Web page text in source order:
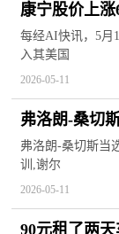
康宁股价上涨
每经AI快讯，5月
入其美国
2026-05-11
弗洛朗-桑切
基齐名 每日
弗洛朗-桑切斯当
训,谢尔
2026-05-11
90元租了两